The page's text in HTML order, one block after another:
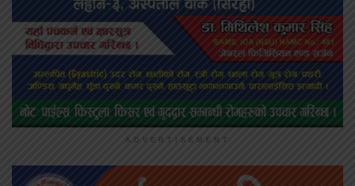
ADVERTISEMENT